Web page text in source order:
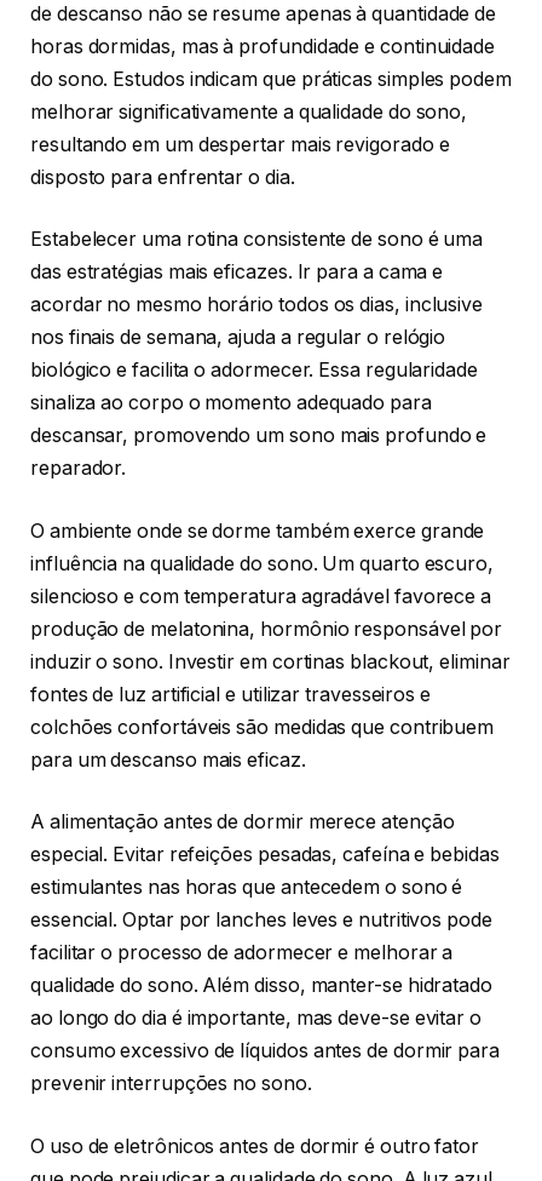
de descanso não se resume apenas à quantidade de
horas dormidas, mas à profundidade e continuidade
do sono. Estudos indicam que práticas simples podem
melhorar significativamente a qualidade do sono,
resultando em um despertar mais revigorado e
disposto para enfrentar o dia.
Estabelecer uma rotina consistente de sono é uma
das estratégias mais eficazes. Ir para a cama e
acordar no mesmo horário todos os dias, inclusive
nos finais de semana, ajuda a regular o relógio
biológico e facilita o adormecer. Essa regularidade
sinaliza ao corpo o momento adequado para
descansar, promovendo um sono mais profundo e
reparador.
O ambiente onde se dorme também exerce grande
influência na qualidade do sono. Um quarto escuro,
silencioso e com temperatura agradável favorece a
produção de melatonina, hormônio responsável por
induzir o sono. Investir em cortinas blackout, eliminar
fontes de luz artificial e utilizar travesseiros e
colchões confortáveis são medidas que contribuem
para um descanso mais eficaz.
A alimentação antes de dormir merece atenção
especial. Evitar refeições pesadas, cafeína e bebidas
estimulantes nas horas que antecedem o sono é
essencial. Optar por lanches leves e nutritivos pode
facilitar o processo de adormecer e melhorar a
qualidade do sono. Além disso, manter-se hidratado
ao longo do dia é importante, mas deve-se evitar o
consumo excessivo de líquidos antes de dormir para
prevenir interrupções no sono.
O uso de eletrônicos antes de dormir é outro fator